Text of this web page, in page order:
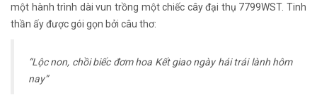
một hành trình dài vun trồng một chiếc cây đại thụ 7799WST. Tinh
thần ấy được gói gọn bởi câu thơ:
“Lộc non, chồi biếc đơm hoa Kết giao ngày hái trái lành hôm
nay”